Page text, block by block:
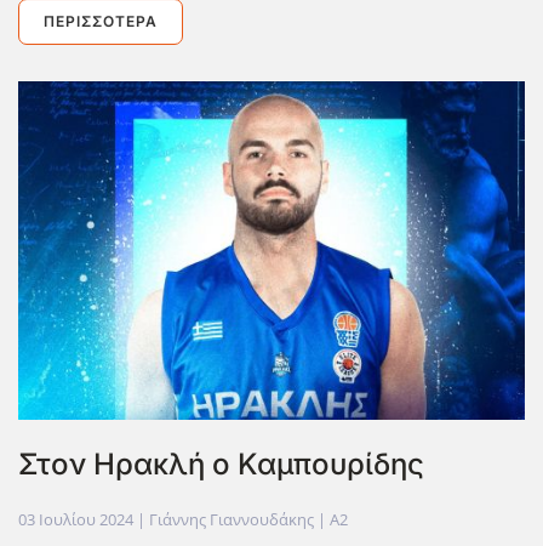
ΠΕΡΙΣΣΌΤΕΡΑ
Στον Ηρακλή ο Καμπουρίδης
03 Ιουλίου 2024 | Γιάννης Γιαννουδάκης | A2